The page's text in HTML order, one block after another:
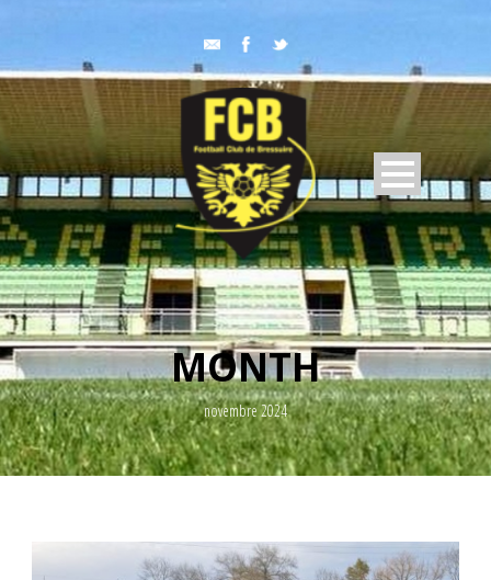
MONTH
novembre 2024